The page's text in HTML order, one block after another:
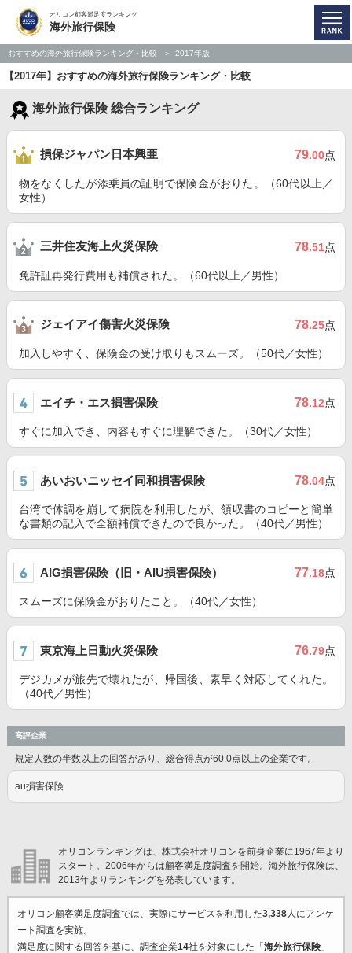
オリコン顧客満足度ランキング
海外旅行保険
おすすめの海外旅行保険ランキング・比較 2017年版
【2017年】おすすめの海外旅行保険ランキング・比較
海外旅行保険 総合ランキング
損保ジャパン日本興亜 79.00点
物をなくしたが添乗員の証明で保険金がおりた。（60代以上／
女性）
三井住友海上火災保険 78.51点
免許証再発行費用も補償された。（60代以上／男性）
ジェイアイ傷害火災保険 78.25点
加入しやすく、保険金の受け取りもスムーズ。（50代／女性）
エイチ・エス損害保険 78.12点
すぐに加入でき、内容もすぐに理解できた。（30代／女性）
あいおいニッセイ同和損害保険 78.04点
台湾で体調を崩して病院を利用したが、領収書のコピーと簡単
な書類の記入で全額補償できたので良かった。（40代／男性）
AIG損害保険（旧・AIU損害保険） 77.18点
スムーズに保険金がおりたこと。（40代／女性）
東京海上日動火災保険 76.79点
デジカメが旅先で壊れたが、帰国後、素早く対応してくれた。
（40代／男性）
高評企業
規定人数の半数以上の回答があり、総合得点が60.0点以上の企業です。
au損害保険
オリコンランキングは、株式会社オリコンを前身企業に1967年より
スタート。2006年からは顧客満足度調査を開始。海外旅行保険は、
2013年よりランキングを発表しています。
オリコン顧客満足度調査では、実際にサービスを利用した3,338人にアンケ
ート調査を実施。
満足度に関する回答を基に、調査企業14社を対象にした「 海外旅行保険」